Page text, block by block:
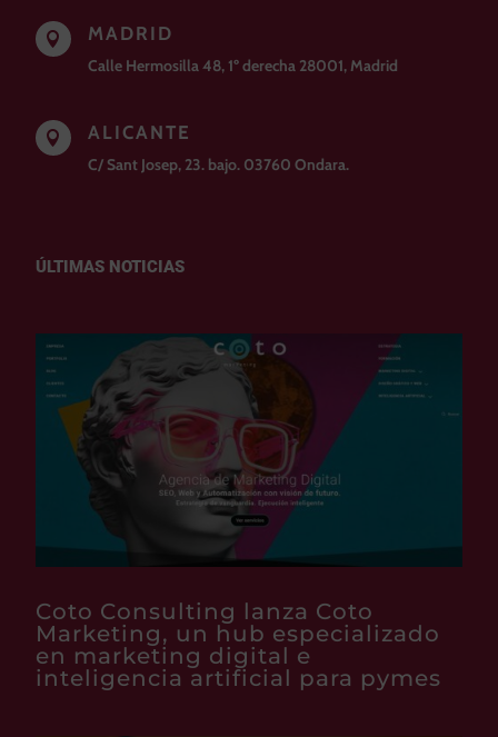
 MADRID
Calle Hermosilla 48, 1º derecha 28001, Madrid
 ALICANTE
C/ Sant Josep, 23. bajo. 03760 Ondara.
ÚLTIMAS NOTICIAS
Coto Consulting lanza Coto
Marketing, un hub especializado
en marketing digital e
inteligencia artificial para pymes